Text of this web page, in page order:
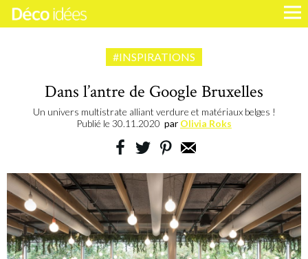
#INSPIRATIONS
Dans l’antre de Google Bruxelles
Un univers multistrate alliant verdure et matériaux belges !
Publié le 30.11.2020 par Olivia Roks